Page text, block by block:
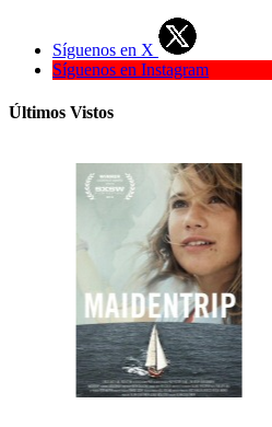
Síguenos en X
Síguenos en Instagram
Últimos Vistos